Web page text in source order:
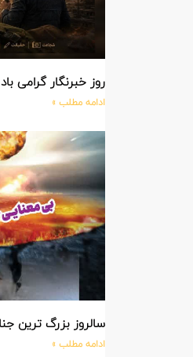
روز خبرنگار گرامی باد
ادامه مطلب »
سالروز بزرگ ترین
ادامه مطلب »